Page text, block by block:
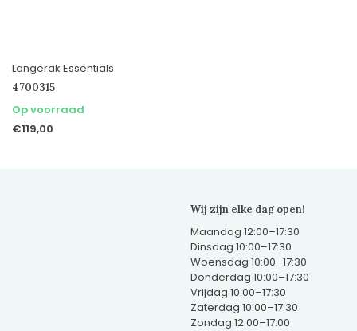
Langerak Essentials
4700315
Op voorraad
€119,00
Wij zijn elke dag open!
Maandag 12:00–17:30
Dinsdag 10:00–17:30
Woensdag 10:00–17:30
Donderdag 10:00–17:30
Vrijdag 10:00–17:30
Zaterdag 10:00–17:30
Zondag 12:00–17:00